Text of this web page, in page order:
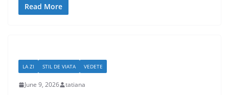
Read More
LA ZI STIL DE VIATA VEDETE
June 9, 2026 tatiana